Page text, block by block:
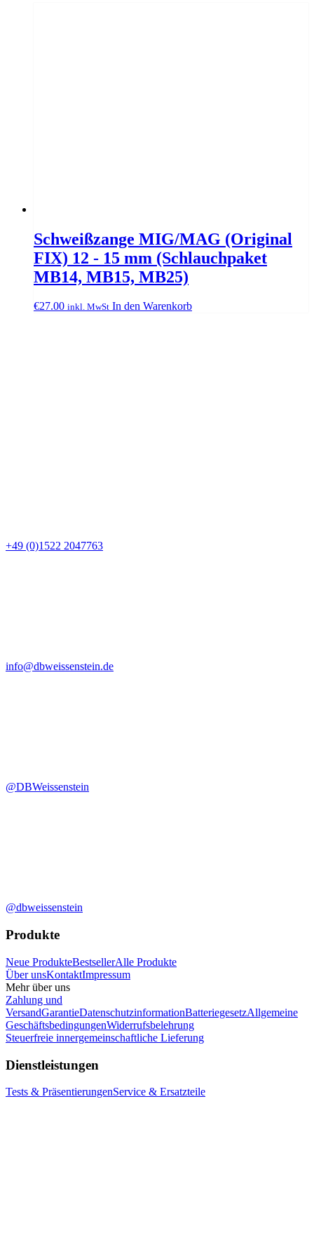
Schweißzange MIG/MAG (Original
FIX) 12 - 15 mm (Schlauchpaket
MB14, MB15, MB25)
€27.00 inkl. MwSt In den Warenkorb
+49 (0)1522 2047763
info@dbweissenstein.de
@DBWeissenstein
@dbweissenstein
Produkte
Neue ProdukteBestsellerAlle Produkte
Über unsKontaktImpressum
Mehr über uns
Zahlung und
VersandGarantieDatenschutzinformationBatteriegesetzAllgemeine
GeschäftsbedingungenWiderrufsbelehrung
Steuerfreie innergemeinschaftliche Lieferung
Dienstleistungen
Tests & PräsentierungenService & Ersatzteile